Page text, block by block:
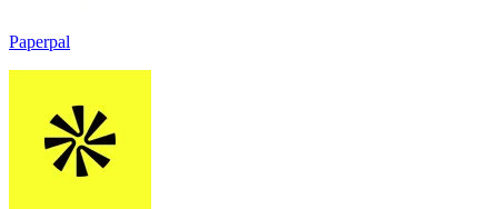
Paperpal